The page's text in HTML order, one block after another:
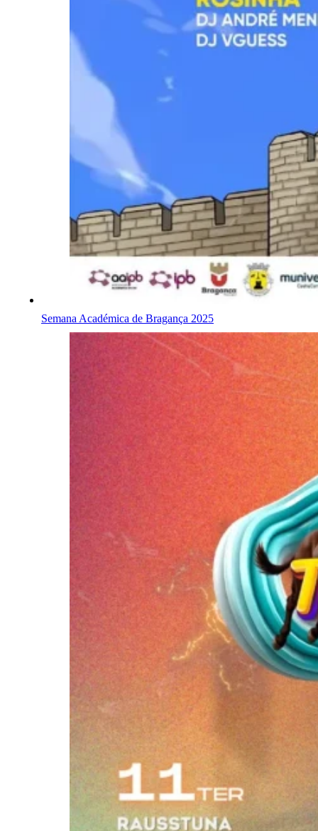
Semana Académica de Bragança 2025